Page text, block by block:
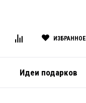
ИЗБРАННОЕ
Идеи подарков